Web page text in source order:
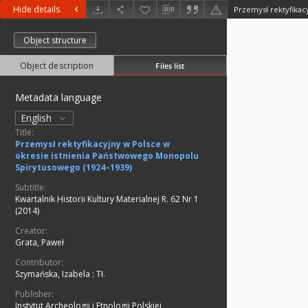
Hide details
Object structure
Object description Files list
Metadata language
English
Title:
Przemysł rektyfikacyjny w Polsce w
okresie istnienia Państwowego Monopolu
Spirytusowego (1924–1939)
Subtitle:
Kwartalnik Historii Kultury Materialnej R. 62 Nr 1
(2014)
Creator:
Grata, Paweł
Contributor:
Szymańska, Izabela : Tł.
Publisher: